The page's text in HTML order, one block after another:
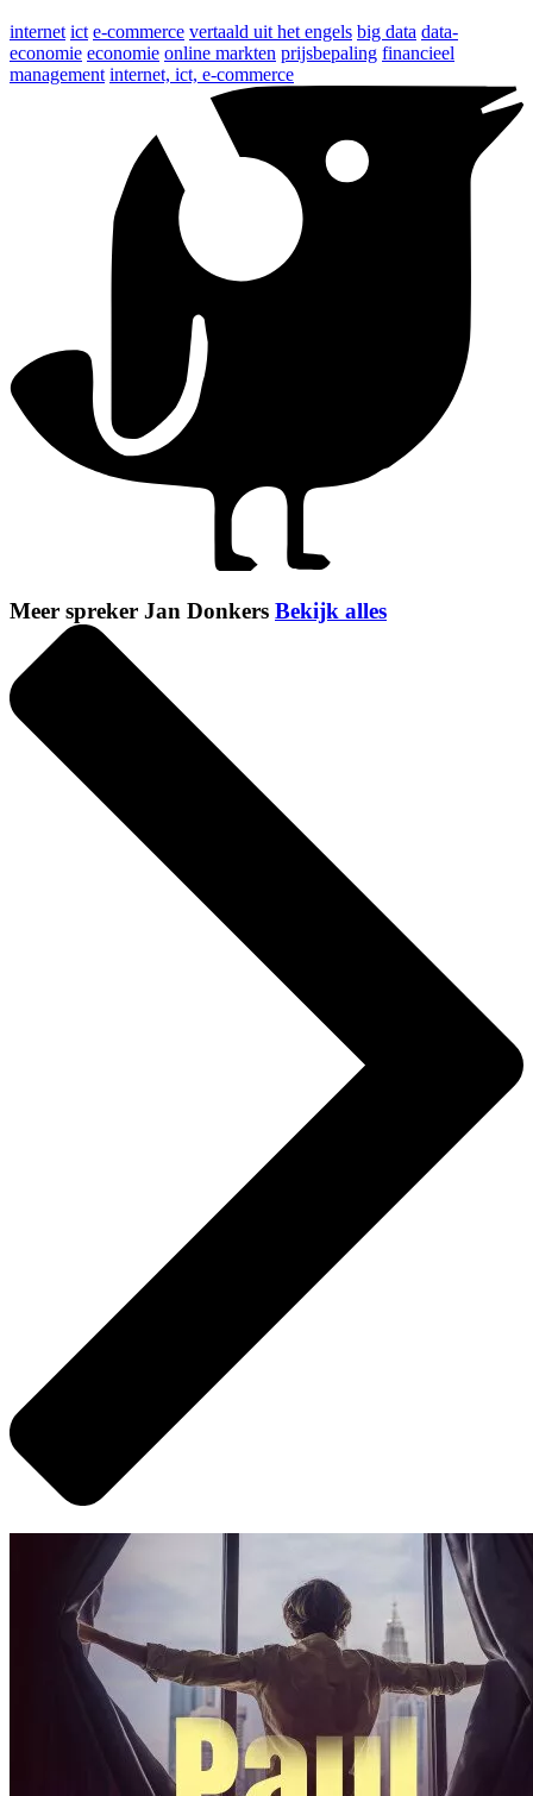
internet ict e-commerce vertaald uit het engels big data data-
economie economie online markten prijsbepaling financieel
management internet, ict, e-commerce
Meer spreker Jan Donkers Bekijk alles